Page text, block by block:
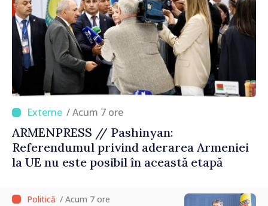
/ Acum 7 ore
ARMENPRESS // Pashinyan:
Referendumul privind aderarea Armeniei
la UE nu este posibil în această etapă
/ Acum 7 ore